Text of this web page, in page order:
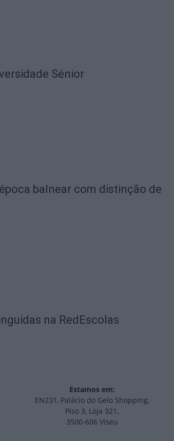
Sénior
balnear com distinção de
na RedEscolas
Estamos em:
EN231, Palácio do Gelo Shopping,
Piso 3, Loja 321,
3500-606 Viseu